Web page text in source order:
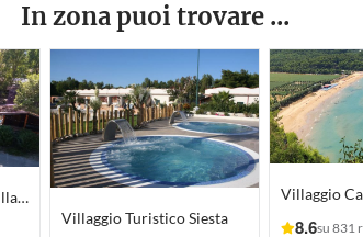
In zona puoi trovare ...
Gold Coast Camping Village
Villaggio Turistico Siesta
Villaggio
8.6su 831